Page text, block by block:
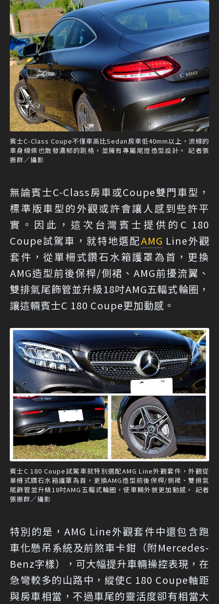
賓士C-Class Coupe不僅車高比Sedan房車低40mm以上，流線的
車身線條也散發濃郁的跑格，並擁有專屬尾燈造型設計。 記者張
振群／攝影
無論賓士C-Class房車或Coupe雙門車型，
標準版車型的外觀或許會讓人感到些許平
實。因此，這次台灣賓士提供的C 180
Coupe試駕車，就特地選配AMG Line外觀
套件，從單柵式鑽石水箱護罩為首，更換
AMG造型前後保桿/側裙、AMG前擾流翼、
雙排氣尾飾管並升級18吋AMG五輻式輪圈，
讓這輛賓士C 180 Coupe更加動感。
賓士C 180 Coupe試駕車就特別選配AMG Line外觀套件，外觀從
單柵式鑽石水箱護罩為首，更換AMG造型前後保桿/側裙、雙排氣
尾飾管並升級18吋AMG五輻式輪圈，使車輛外貌更加動感。 記者
張振群／攝影
特別的是，AMG Line外觀套件中還包含跑
車化懸吊系統及前煞車卡鉗（附Mercedes-
Benz字樣），可大幅提升車輛操控表現，在
急彎較多的山路中，縱使C 180 Coupe軸距
與房車相當，不過車尾的靈活度卻有相當大